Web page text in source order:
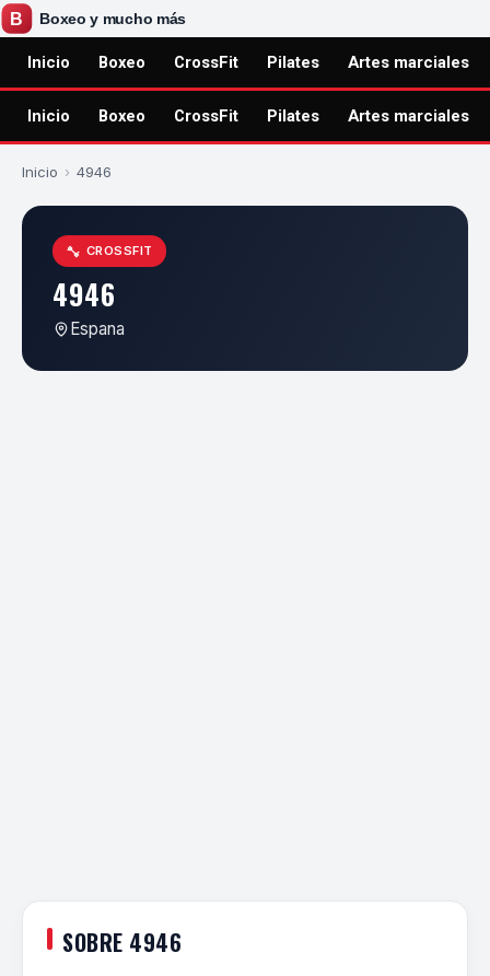
Inicio Boxeo CrossFit Pilates Artes marciales
Inicio Boxeo CrossFit Pilates Artes marciales
Inicio › 4946
CROSSFIT
4946
Espana
SOBRE 4946